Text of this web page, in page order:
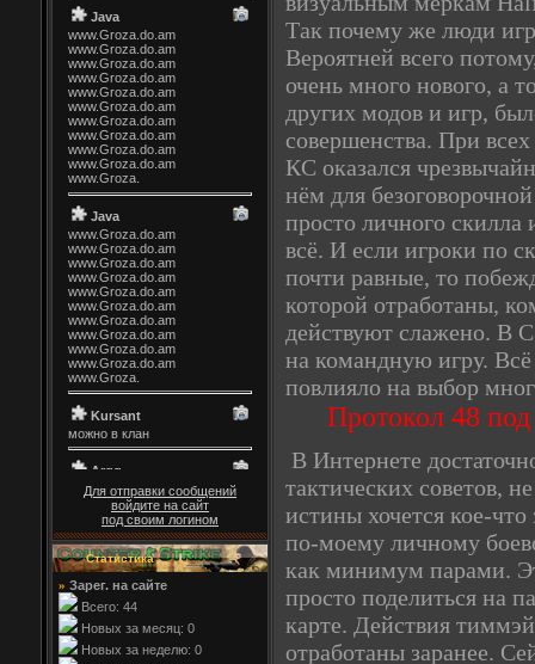
Для отправки сообщений
войдите на сайт
под своим логином
Статистика
» Зарег. на сайте
Всего: 44
Новых за месяц: 0
Новых за неделю: 0
Так почему же люди
Вероятней всего
очень много нового, а
других модов и игр,
совершенства. При
КС оказался
нём для
просто личного скилла
всё. И если игроки по
почти равные, то
которой отработаны,
действуют слажено. В
на командную игру.
повлияло
Протокол 48
В Интернете
тактических советов,
истины хочется кое-
по-моему личному
как минимум парами.
просто поделиться на
карте. Действия
отработаны заранее.